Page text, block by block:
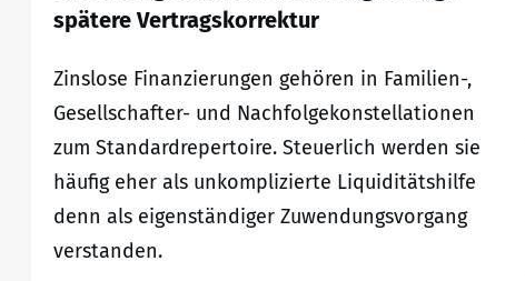
spätere Vertragskorrektur
Zinslose Finanzierungen gehören in Familien-,
Gesellschafter- und Nachfolgekonstellationen
zum Standardrepertoire. Steuerlich werden sie
häufig eher als unkomplizierte Liquiditätshilfe
denn als eigenständiger Zuwendungsvorgang
verstanden.